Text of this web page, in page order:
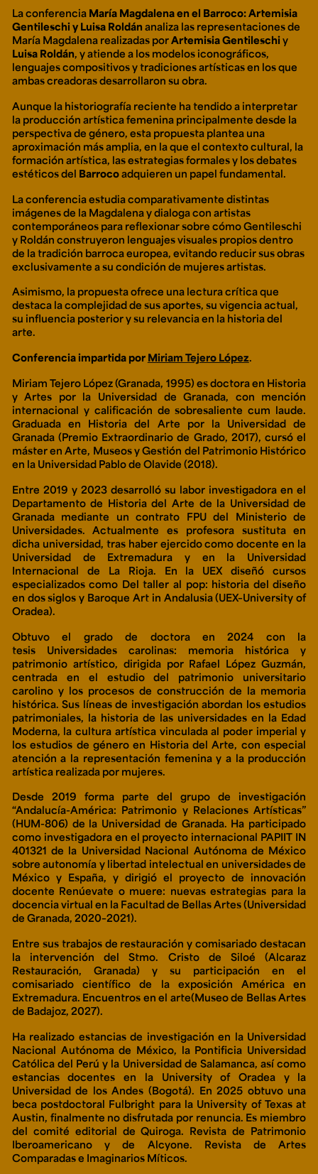
La conferencia María Magdalena en el Barroco: Artemisia
Gentileschi y Luisa Roldánanaliza las representaciones de
María Magdalena realizadas porArtemisia Gentileschiy
Luisa Roldán, y atiende a los modelos iconográficos,
lenguajes compositivos y tradiciones artísticas en los que
ambas creadoras desarrollaron su obra.
Aunque la historiografía reciente ha tendido a interpretar
la producción artística femenina principalmente desde la
perspectiva de género, esta propuesta plantea una
aproximación más amplia, en la que el contexto cultural, la
formación artística, las estrategias formales y los debates
estéticos del Barrocoadquieren un papel fundamental.
La conferencia estudia comparativamente distintas
imágenes de la Magdalena y dialoga con artistas
contemporáneos para reflexionar sobre cómo Gentileschi
y Roldán construyeron lenguajes visuales propios dentro
de la tradición barroca europea, evitando reducir sus obras
exclusivamente a su condición de mujeres artistas.
Asimismo, la propuesta ofrece una lectura crítica que
destaca la complejidad de sus aportes, su vigencia actual,
su influencia posterior y su relevancia en la historia del
arte.
Conferencia impartida por Miriam Tejero López.
Miriam Tejero López (Granada, 1995) es doctora en Historia
y Artes por la Universidad de Granada, con mención
internacional y calificación de sobresaliente cum laude.
Graduada en Historia del Arte por la Universidad de
Granada (Premio Extraordinario de Grado, 2017), cursó el
máster en Arte, Museos y Gestión del Patrimonio Histórico
en la Universidad Pablo de Olavide (2018).
Entre 2019 y 2023 desarrolló su labor investigadora en el
Departamento de Historia del Arte de la Universidad de
Granada mediante un contrato FPU del Ministerio de
Universidades. Actualmente es profesora sustituta en
dicha universidad, tras haber ejercido como docente en la
Universidad de Extremadura y en la Universidad
Internacional de La Rioja. En la UEX diseñó cursos
especializados como Del taller al pop: historia del diseño
en dos siglos y Baroque Art in Andalusia (UEX–University of
Oradea).
Obtuvo el grado de doctora en 2024 con la
tesis
Universidades carolinas: memoria histórica y
patrimonio artístico, dirigida por Rafael López Guzmán,
centrada en el estudio del patrimonio universitario
carolino y los procesos de construcción de la memoria
histórica. Sus líneas de investigación abordan los estudios
patrimoniales, la historia de las universidades en la Edad
Moderna, la cultura artística vinculada al poder imperial y
los estudios de género en Historia del Arte, con especial
atención a la representación femenina y a la producción
artística realizada por mujeres.
Desde 2019 forma parte del grupo de investigación
“Andalucía-América: Patrimonio y Relaciones Artísticas”
(HUM-806) de la Universidad de Granada. Ha participado
como investigadora en el proyecto internacional PAPIIT IN
401321 de la Universidad Nacional Autónoma de México
sobre autonomía y libertad intelectual en universidades de
México y España, y dirigió el proyecto de innovación
docente Renúevate o muere: nuevas estrategias para la
docencia virtual en la Facultad de Bellas Artes(Universidad
de Granada, 2020–2021).
Entre sus trabajos de restauración y comisariado destacan
la intervención del Stmo. Cristo de Siloé (Alcaraz
Restauración, Granada) y su participación en el
comisariado científico de la exposición
América en
Extremadura. Encuentros en el arte(Museo de Bellas Artes
de Badajoz, 2027).
Ha realizado estancias de investigación en la Universidad
Nacional Autónoma de México, la Pontificia Universidad
Católica del Perú y la Universidad de Salamanca, así como
estancias docentes en la University of Oradea y la
Universidad de los Andes (Bogotá). En 2025 obtuvo una
beca postdoctoral Fulbright para la University of Texas at
Austin, finalmente no disfrutada por renuncia. Es miembro
del comité editorial de Quiroga. Revista de Patrimonio
Iberoamericano
y de
Alcyone. Revista de Artes
Comparadas e Imaginarios Míticos.